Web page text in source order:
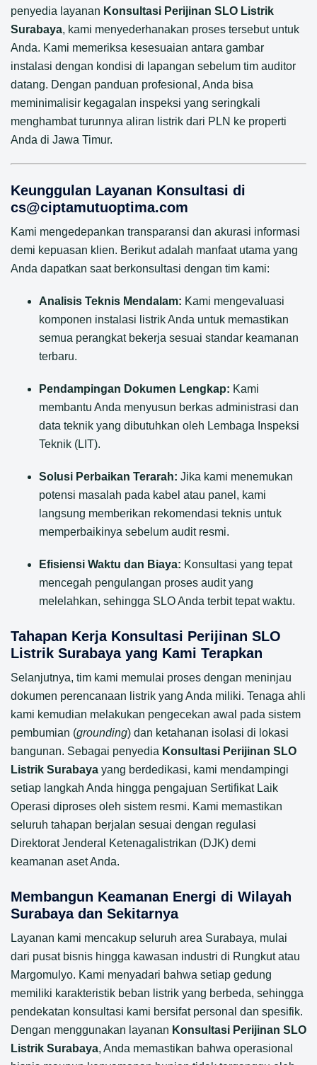
penyedia layanan Konsultasi Perijinan SLO Listrik
Surabaya, kami menyederhanakan proses tersebut untuk
Anda. Kami memeriksa kesesuaian antara gambar
instalasi dengan kondisi di lapangan sebelum tim auditor
datang. Dengan panduan profesional, Anda bisa
meminimalisir kegagalan inspeksi yang seringkali
menghambat turunnya aliran listrik dari PLN ke properti
Anda di Jawa Timur.
Keunggulan Layanan Konsultasi di
cs@ciptamutuoptima.com
Kami mengedepankan transparansi dan akurasi informasi
demi kepuasan klien. Berikut adalah manfaat utama yang
Anda dapatkan saat berkonsultasi dengan tim kami:
Analisis Teknis Mendalam: Kami mengevaluasi
komponen instalasi listrik Anda untuk memastikan
semua perangkat bekerja sesuai standar keamanan
terbaru.
Pendampingan Dokumen Lengkap: Kami
membantu Anda menyusun berkas administrasi dan
data teknik yang dibutuhkan oleh Lembaga Inspeksi
Teknik (LIT).
Solusi Perbaikan Terarah: Jika kami menemukan
potensi masalah pada kabel atau panel, kami
langsung memberikan rekomendasi teknis untuk
memperbaikinya sebelum audit resmi.
Efisiensi Waktu dan Biaya: Konsultasi yang tepat
mencegah pengulangan proses audit yang
melelahkan, sehingga SLO Anda terbit tepat waktu.
Tahapan Kerja Konsultasi Perijinan SLO
Listrik Surabaya yang Kami Terapkan
Selanjutnya, tim kami memulai proses dengan meninjau
dokumen perencanaan listrik yang Anda miliki. Tenaga ahli
kami kemudian melakukan pengecekan awal pada sistem
pembumian (grounding) dan ketahanan isolasi di lokasi
bangunan. Sebagai penyedia Konsultasi Perijinan SLO
Listrik Surabaya yang berdedikasi, kami mendampingi
setiap langkah Anda hingga pengajuan Sertifikat Laik
Operasi diproses oleh sistem resmi. Kami memastikan
seluruh tahapan berjalan sesuai dengan regulasi
Direktorat Jenderal Ketenagalistrikan (DJK) demi
keamanan aset Anda.
Membangun Keamanan Energi di Wilayah
Surabaya dan Sekitarnya
Layanan kami mencakup seluruh area Surabaya, mulai
dari pusat bisnis hingga kawasan industri di Rungkut atau
Margomulyo. Kami menyadari bahwa setiap gedung
memiliki karakteristik beban listrik yang berbeda, sehingga
pendekatan konsultasi kami bersifat personal dan spesifik.
Dengan menggunakan layanan Konsultasi Perijinan SLO
Listrik Surabaya, Anda memastikan bahwa operasional